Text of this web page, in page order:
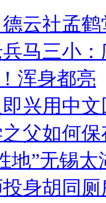
德云社孟
马三小
浑身都亮
兴用中
之父如何
地”无锡
身胡同